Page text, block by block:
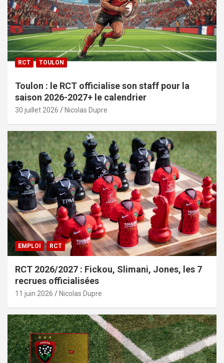
RCT TOULON
Toulon : le RCT officialise son staff pour la
saison 2026-2027+ le calendrier
30 juillet 2026 Nicolas Dupre
EMPLOI RCT
RCT 2026/2027 : Fickou, Slimani, Jones, les 7
recrues officialisées
11 juin 2026 Nicolas Dupre